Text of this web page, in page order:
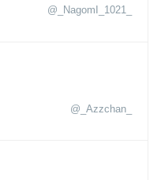
@_NagomI_1021_
@_Azzchan_